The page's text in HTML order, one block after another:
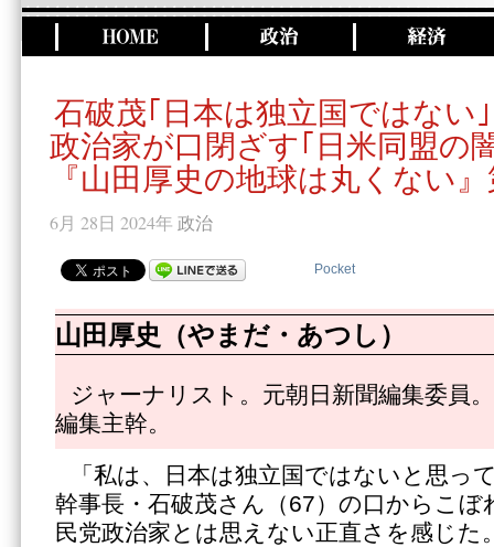
石破茂｢日本は独立国ではない｣
政治家が口閉ざす｢日米同盟の
『山田厚史の地球は丸くない
6月 28日 2024年 政治
Pocket
山田厚史（やまだ・あつし）
ジャーナリスト。元朝日新聞編集委員
編集主幹。
「私は、日本は独立国ではないと思っ
幹事長・石破茂さん（67）の口からこ
民党政治家とは思えない正直さを感じた